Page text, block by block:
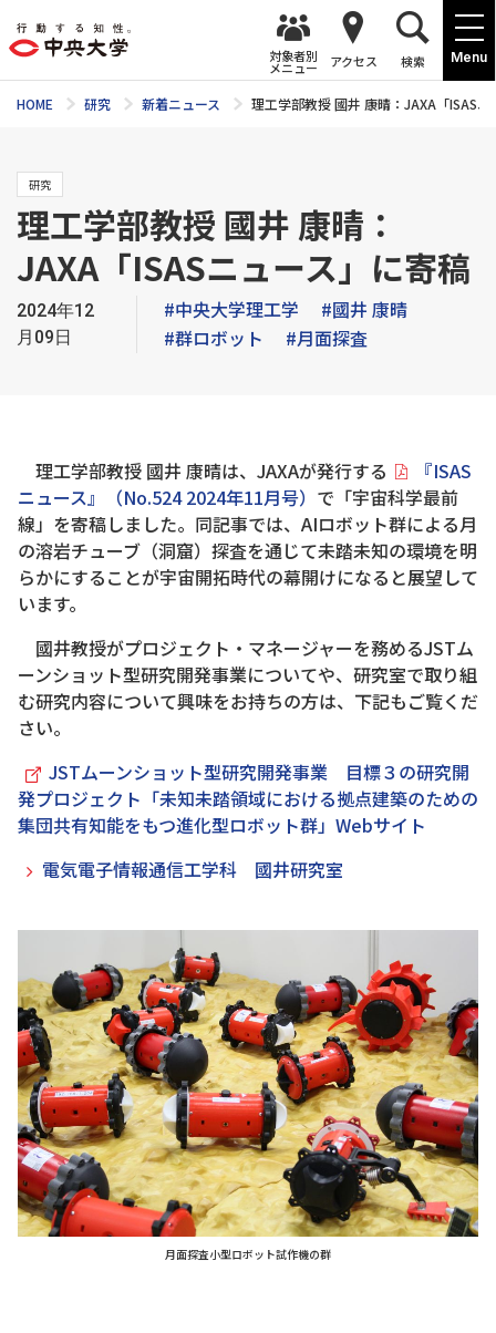
Menu
対象者別
メニュー アクセス 検索
HOME 研究 新着ニュース 理工学部教授 國井 康晴：JAXA「ISASニ
研究
理工学部教授 國井 康晴：
JAXA「ISASニュース」に寄稿
2024年12
月09日
#中央大学理工学
#國井 康晴
#群ロボット
#月面探査
理工学部教授 國井 康晴は、JAXAが発行する
『ISAS
ニュース』（No.524 2024年11月号） で「宇宙科学最前
線」を寄稿しました。同記事では、AIロボット群による月
の溶岩チューブ（洞窟）探査を通じて未踏未知の環境を明
らかにすることが宇宙開拓時代の幕開けになると展望して
います。
國井教授がプロジェクト・マネージャーを務めるJSTム
ーンショット型研究開発事業についてや、研究室で取り組
む研究内容について興味をお持ちの方は、下記もご覧くだ
さい。
JSTムーンショット型研究開発事業 目標３の研究開
発プロジェクト「未知未踏領域における拠点建築のための
集団共有知能をもつ進化型ロボット群」Webサイト
電気電子情報通信工学科 國井研究室
月面探査小型ロボット試作機の群